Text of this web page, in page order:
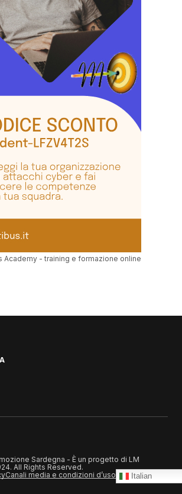
Academy - training e formazione online
Sardegna - È un progetto di LM
All Rights Reserved.
Canali media e condizioni d’uso Italian